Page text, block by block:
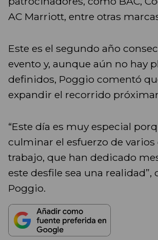
AC Marriott, entre otras
Este es el segundo año
evento y, aunque aún no hay
definidos, Poggio comentó
expandir el recorrido
“Este día es muy especial
culminar el esfuerzo de
trabajo, que han dedicado
este desfile sea una realidad”,
Poggio.